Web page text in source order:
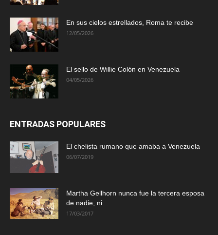
En sus cielos estrellados, Roma te recibe
12/05/2026
El sello de Willie Colón en Venezuela
04/05/2026
ENTRADAS POPULARES
El chelista rumano que amaba a Venezuela
06/07/2019
Martha Gellhorn nunca fue la tercera esposa
de nadie, ni...
17/03/2017